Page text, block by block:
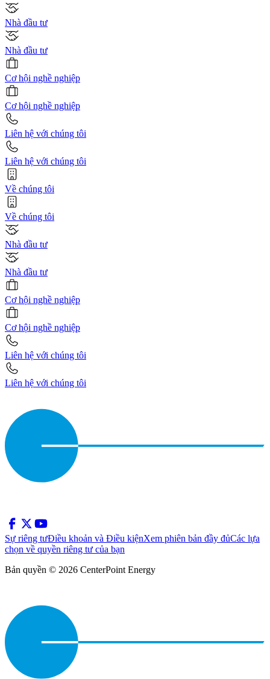
Nhà đầu tư
Nhà đầu tư
Cơ hội nghề nghiệp
Cơ hội nghề nghiệp
Liên hệ với chúng tôi
Liên hệ với chúng tôi
Về chúng tôi
Về chúng tôi
Nhà đầu tư
Nhà đầu tư
Cơ hội nghề nghiệp
Cơ hội nghề nghiệp
Liên hệ với chúng tôi
Liên hệ với chúng tôi
Sự riêng tưĐiều khoản và Điều kiệnXem phiên bản đầy đủCác lựa
chọn về quyền riêng tư của bạn
Bản quyền © 2026 CenterPoint Energy